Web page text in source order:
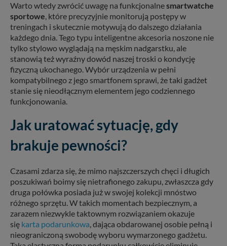
Warto wtedy zwrócić uwagę na funkcjonalnesmartwatche
sportowe, które precyzyjnie monitorują postępy w
treningach i skutecznie motywują do dalszego działania
każdego dnia. Tego typu inteligentne akcesoria noszone nie
tylko stylowo wyglądają na męskim nadgarstku, ale
stanowią też wyraźny dowód naszej troski o kondycję
fizyczną ukochanego. Wybór urządzenia w pełni
kompatybilnego z jego smartfonem sprawi, że taki gadżet
stanie się nieodłącznym elementem jego codziennego
funkcjonowania.
Jak uratować sytuację, gdy
brakuje pewności?
Czasami zdarza się, że mimo najszczerszych chęci i długich
poszukiwań boimy się nietrafionego zakupu, zwłaszcza gdy
druga połówka posiada już w swojej kolekcji mnóstwo
różnego sprzętu. W takich momentach bezpiecznym, a
zarazem niezwykle taktownym rozwiązaniem okazuje
się karta podarunkowa, dająca obdarowanej osobie pełną i
nieograniczoną swobodę wyboru wymarzonego gadżetu.